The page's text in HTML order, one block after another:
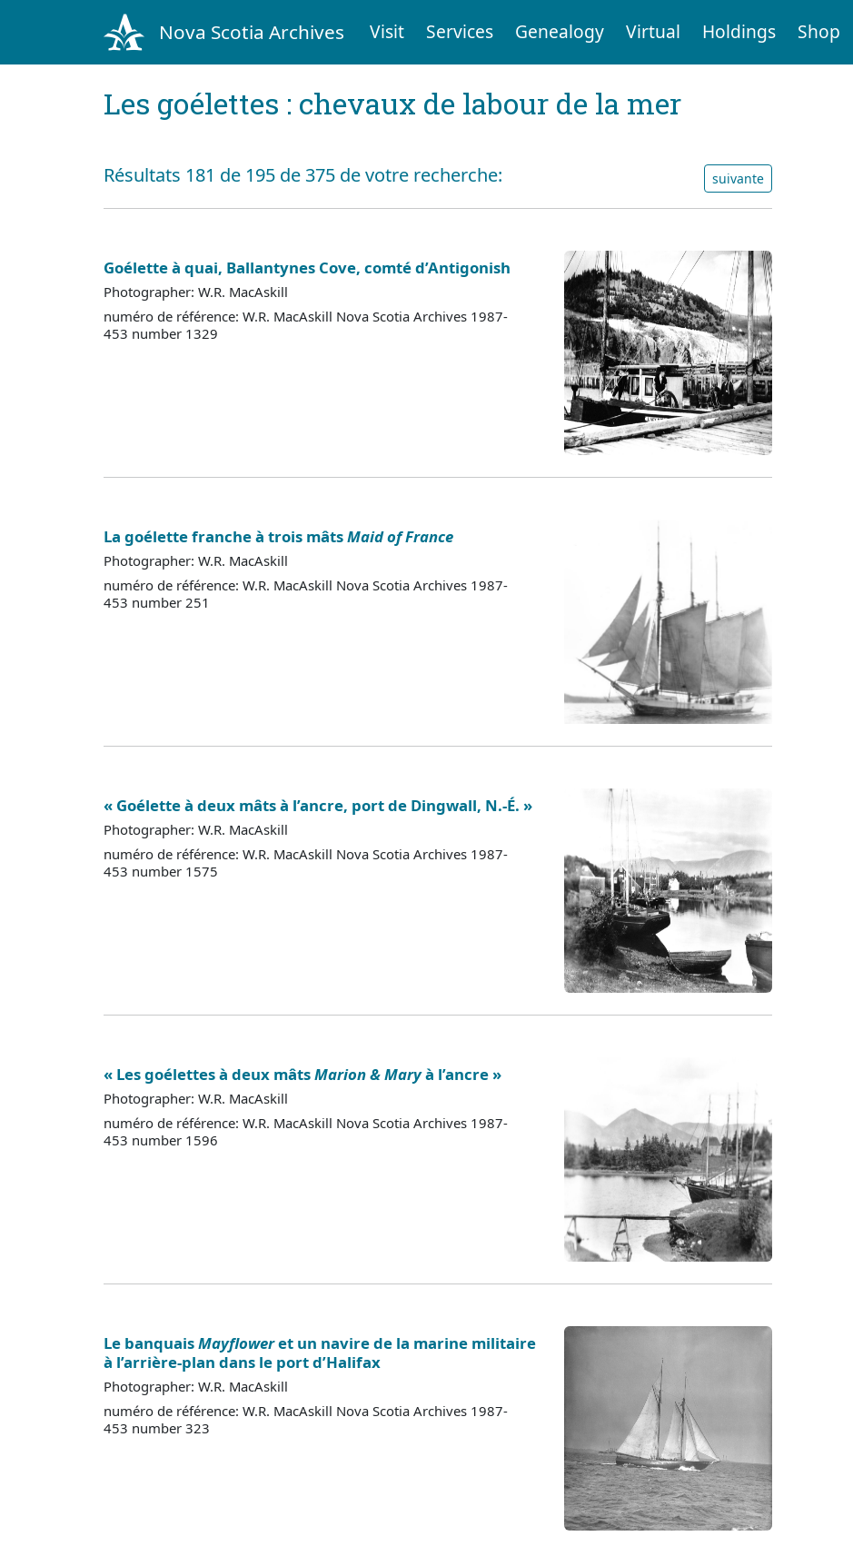
Nova Scotia Archives Visit Services Genealogy Virtual Holdings Shop
Les goélettes : chevaux de labour de la mer
Résultats 181 de 195 de 375 de votre recherche: suivante
Goélette à quai, Ballantynes Cove, comté d’Antigonish
Photographer: W.R. MacAskill
numéro de référence: W.R. MacAskill Nova Scotia Archives 1987-
453 number 1329
La goélette franche à trois mâtsMaid of France
Photographer: W.R. MacAskill
numéro de référence: W.R. MacAskill Nova Scotia Archives 1987-
453 number 251
« Goélette à deux mâts à l’ancre, port de Dingwall, N.-É. »
Photographer: W.R. MacAskill
numéro de référence: W.R. MacAskill Nova Scotia Archives 1987-
453 number 1575
« Les goélettes à deux mâtsMarion & Maryà l’ancre »
Photographer: W.R. MacAskill
numéro de référence: W.R. MacAskill Nova Scotia Archives 1987-
453 number 1596
Le banquaisMayfloweret un navire de la marine militaire
à l’arrière-plan dans le port d’Halifax
Photographer: W.R. MacAskill
numéro de référence: W.R. MacAskill Nova Scotia Archives 1987-
453 number 323